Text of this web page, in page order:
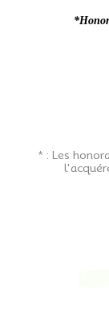
* : Les